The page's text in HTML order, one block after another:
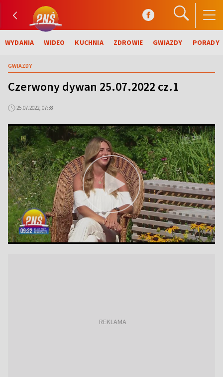
WYDANIA WIDEO KUCHNIA ZDROWIE GWIAZDY PORADY
GWIAZDY
Czerwony dywan 25.07.2022 cz.1
25.07.2022, 07:38